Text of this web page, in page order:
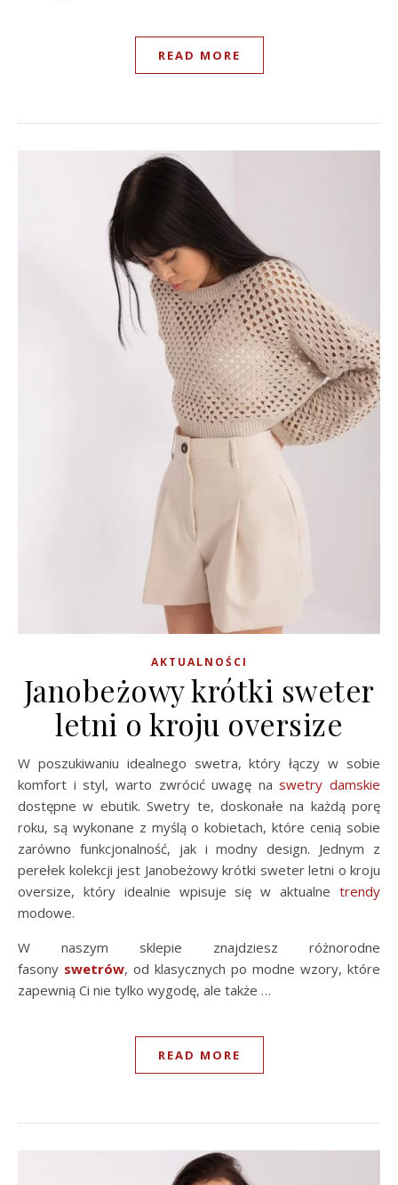
READ MORE
AKTUALNOŚCI
Janobeżowy krótki sweter
letni o kroju oversize
W poszukiwaniu idealnego swetra, który łączy w sobie
komfort i styl, warto zwrócić uwagę naswetry damskie
dostępne w ebutik. Swetry te, doskonałe na każdą porę
roku, są wykonane z myślą o kobietach, które cenią sobie
zarówno funkcjonalność, jak i modny design. Jednym z
perełek kolekcji jest Janobeżowy krótki sweter letni o kroju
oversize, który idealnie wpisuje się w aktualne trendy
modowe.
W naszym sklepie znajdziesz różnorodne
fasony swetrów, od klasycznych po modne wzory, które
zapewnią Ci nie tylko wygodę, ale także …
READ MORE